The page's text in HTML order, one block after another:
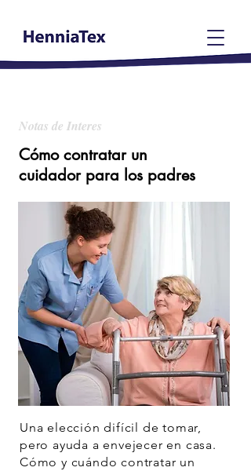
Notas de Interes
Cómo contratar un
cuidador para los padres
Una elección difícil de tomar,
pero ayuda a envejecer en casa.
Cómo y cuándo contratar un